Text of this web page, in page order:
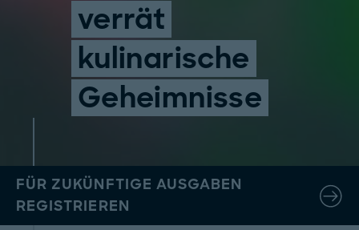
verrät
kulinarische
Geheimnisse
FÜR ZUKÜNFTIGE AUSGABEN
REGISTRIEREN